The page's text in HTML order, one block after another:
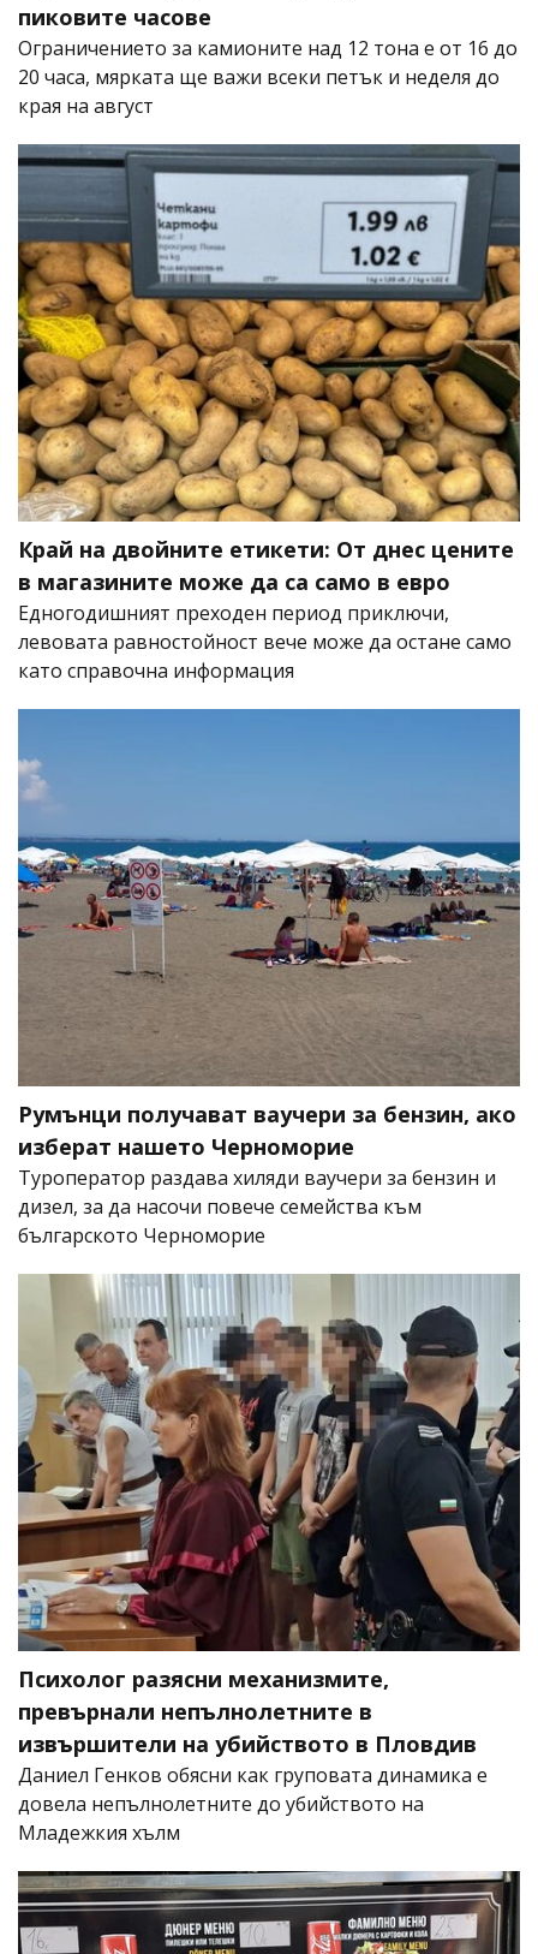
пиковите часове
Ограничението за камионите над 12 тона е от 16 до
20 часа, мярката ще важи всеки петък и неделя до
края на август
Край на двойните етикети: От днес цените
в магазините може да са само в евро
Едногодишният преходен период приключи,
левовата равностойност вече може да остане само
като справочна информация
Румънци получават ваучери за бензин, ако
изберат нашето Черноморие
Туроператор раздава хиляди ваучери за бензин и
дизел, за да насочи повече семейства към
българското Черноморие
Психолог разясни механизмите,
превърнали непълнолетните в
извършители на убийството в Пловдив
Даниел Генков обясни как груповата динамика е
довела непълнолетните до убийството на
Младежкия хълм